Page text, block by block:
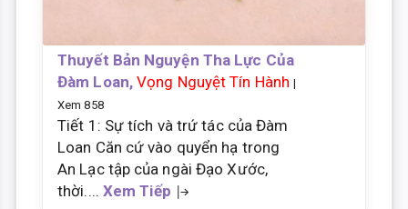
Thuyết Bản Nguyện Tha Lực Của
Đàm Loan, Vọng Nguyệt Tín Hành |
Xem 858
Tiết 1: Sự tích và trứ tác của Đàm
Loan Căn cứ vào quyển hạ trong
An Lạc tập của ngài Đạo Xước,
thời.... Xem Tiếp